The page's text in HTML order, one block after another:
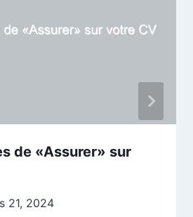
de «Assurer» sur
21, 2024